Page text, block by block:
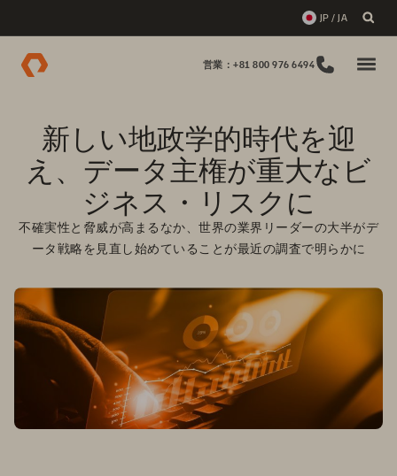
JP / JA
営業：+81 800 976 6494
新しい地政学的時代を迎
え、データ主権が重大なビ
ジネス・リスクに
不確実性と脅威が高まるなか、世界の業界リーダーの大半がデ
ータ戦略を見直し始めていることが最近の調査で明らかに